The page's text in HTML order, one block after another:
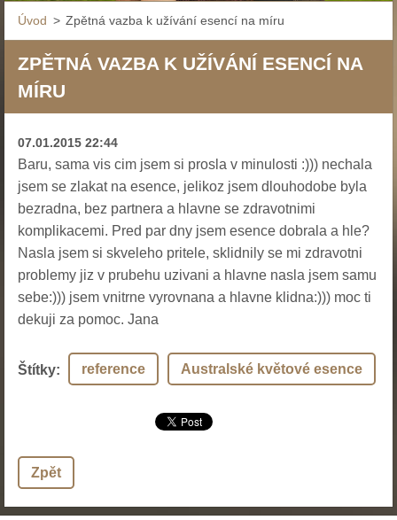
Úvod > Zpětná vazba k užívání esencí na míru
ZPĚTNÁ VAZBA K UŽÍVÁNÍ ESENCÍ NA
MÍRU
07.01.2015 22:44
Baru, sama vis cim jsem si prosla v minulosti :))) nechala
jsem se zlakat na esence, jelikoz jsem dlouhodobe byla
bezradna, bez partnera a hlavne se zdravotnimi
komplikacemi. Pred par dny jsem esence dobrala a hle?
Nasla jsem si skveleho pritele, sklidnily se mi zdravotni
problemy jiz v prubehu uzivani a hlavne nasla jsem samu
sebe:))) jsem vnitrne vyrovnana a hlavne klidna:))) moc ti
dekuji za pomoc. Jana
Štítky: reference Australské květové esence
Zpět